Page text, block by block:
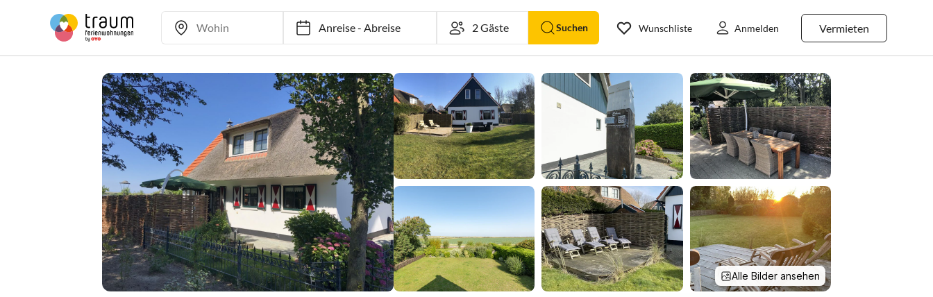
Anreise-Abreise Suchen Vermieten
Wunschliste Anmelden
Alle Bilder ansehen